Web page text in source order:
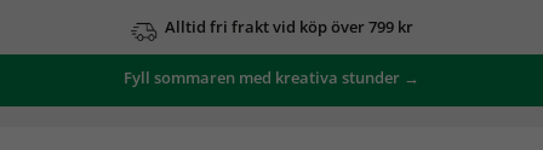
Alltid fri frakt vid köp över 799 kr
Fyll sommaren med kreativa stunder →